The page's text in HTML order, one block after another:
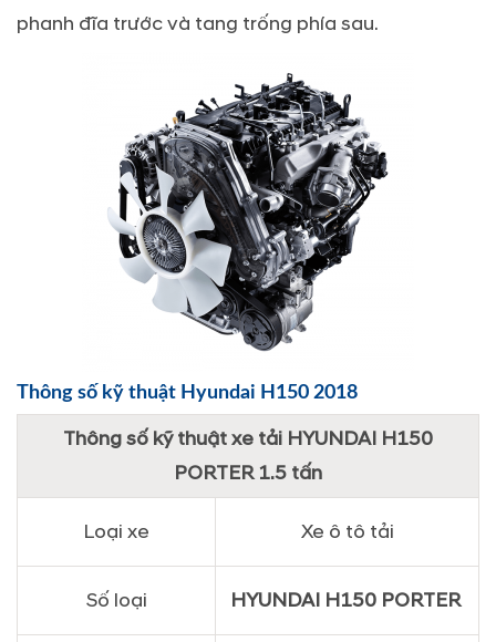
phanh đĩa trước và tang trống phía sau.
Thông số kỹ thuật Hyundai H150 2018
Thông số kỹ thuật xe tải HYUNDAI H150
PORTER 1.5 tấn
Loại xe Xe ô tô tải
Số loại HYUNDAI H150 PORTER